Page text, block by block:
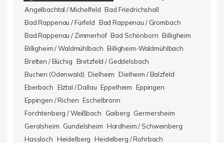
Angelbachtal / Michelfeld Bad Friedrichshall
Bad Rappenau / Fürfeld Bad Rappenau / Grombach
Bad Rappenau / Zimmerhof Bad Schönborn Billigheim
Billigheim / Waldmühlbach Billigheim-Waldmühlbach
Bretten / Büchig Bretzfeld / Geddelsbach
Buchen (Odenwald) Dielheim Dielheim / Balzfeld
Eberbach Elztal / Dallau Eppelheim Eppingen
Eppingen / Richen Eschelbronn
Forchtenberg / Weißbach
Gaiberg Germersheim
Gerolsheim Gundelsheim Hardheim / Schweinberg
Hassloch Heidelberg Heidelberg / Rohrbach